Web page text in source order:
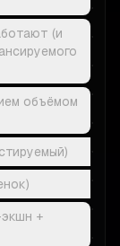
(и
объёмом
+